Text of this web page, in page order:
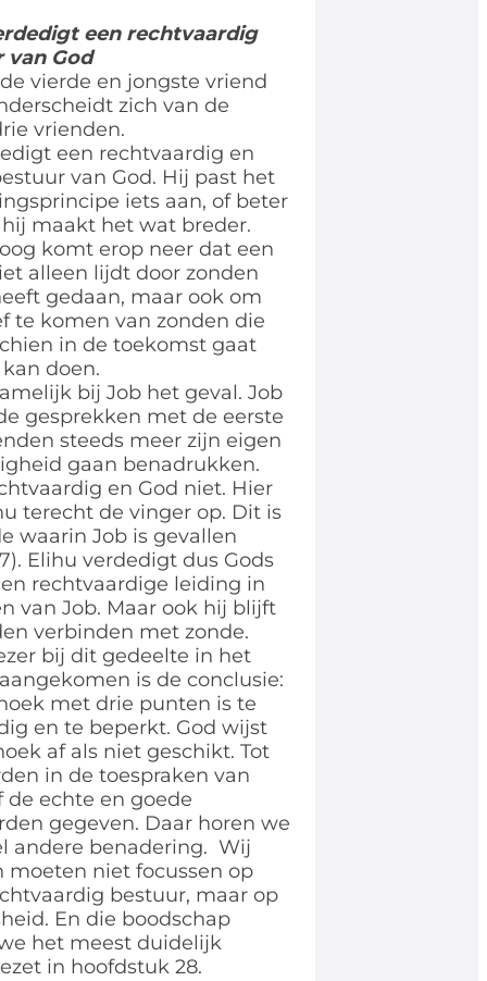
een rechtvaardig
God
vierde en jongste vriend
zich van de
vrienden.
een rechtvaardig en
van God. Hij past het
iets aan, of beter
maakt het wat breder.
komt erop neer dat een
alleen lijdt door zonden
gedaan, maar ook om
te komen van zonden die
in de toekomst gaat
doen.
bij Job het geval. Job
gesprekken met de eerste
steeds meer zijn eigen
gaan benadrukken.
en God niet. Hier
terecht de vinger op. Dit is
waarin Job is gevallen
Elihu verdedigt dus Gods
rechtvaardige leiding in
van Job. Maar ook hij blijft
verbinden met zonde.
bij dit gedeelte in het
is de conclusie:
met drie punten is te
en te beperkt. God wijst
af als niet geschikt. Tot
in de toespraken van
de echte en goede
gegeven. Daar horen we
andere benadering. Wij
moeten niet focussen op
bestuur, maar op
En die boodschap
het meest duidelijk
in hoofdstuk 28.